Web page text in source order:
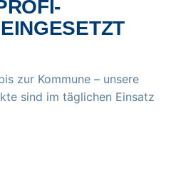
zur Kommune – unsere
sind im täglichen Einsatz